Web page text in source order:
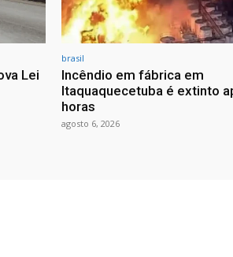
Lei
brasil
Incêndio em fábrica em
Itaquaquecetuba é extinto
horas
agosto 6, 2026